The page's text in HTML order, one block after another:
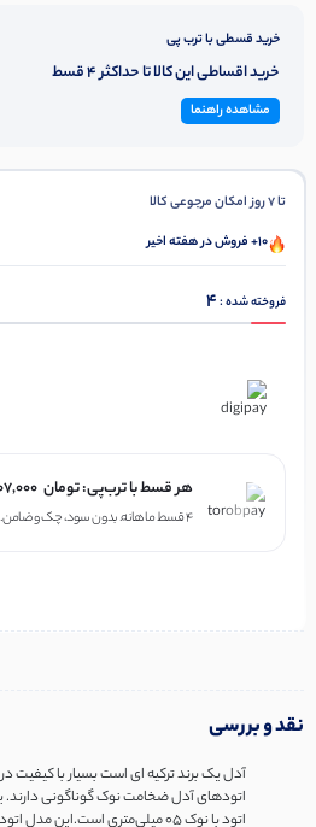
خرید قسطی با ترب پی
خرید اقساطی این کالا تا حداکثر 4 قسط
مشاهده راهنما
تا 7 روز امکان مرجوعی کالا
10+ فروش در هفته اخیر
فروخته شده :4
هر قسط با ترب‌پی:تومان
۴ قسط ماهانه. بدون سود، چک و ضامن.
نقد و بررسی
آدل یک برند ترکیه ای است بسیار با کیفیت
اتودهای آدل ضخامت نوک گوناگونی دارند.
اتود با نوک 05 میلی‌متری است.این